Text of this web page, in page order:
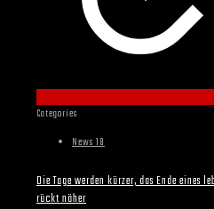
Categories
News 18
Die Tage werden kürzer, das Ende eines
rückt näher